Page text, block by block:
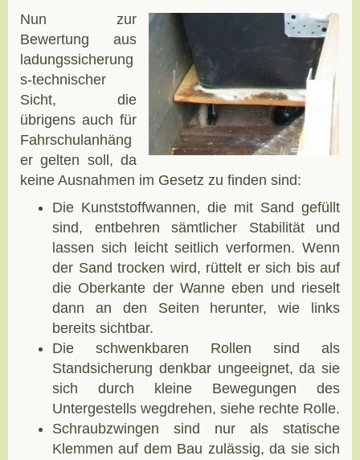
Nun zur
Bewertung aus
ladungssicherung
s-technischer
Sicht, die
übrigens auch für
Fahrschulanhäng
er gelten soll, da
keine Ausnahmen im Gesetz zu finden sind:
Die Kunststoffwannen, die mit Sand gefüllt
sind, entbehren sämtlicher Stabilität und
lassen sich leicht seitlich verformen. Wenn
der Sand trocken wird, rüttelt er sich bis auf
die Oberkante der Wanne eben und rieselt
dann an den Seiten herunter, wie links
bereits sichtbar.
Die schwenkbaren Rollen sind als
Standsicherung denkbar ungeeignet, da sie
sich durch kleine Bewegungen des
Untergestells wegdrehen, siehe rechte Rolle.
Schraubzwingen sind nur als statische
Klemmen auf dem Bau zulässig, da sie sich